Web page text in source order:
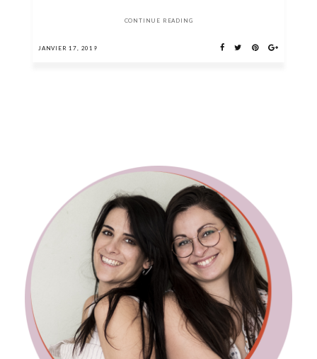
CONTINUE READING
JANVIER 17, 2019